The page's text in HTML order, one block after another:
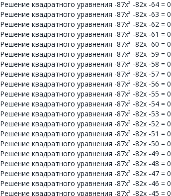
Решение квадратного уравнения -87x² -82x -64 = 0
Решение квадратного уравнения -87x² -82x -63 = 0
Решение квадратного уравнения -87x² -82x -62 = 0
Решение квадратного уравнения -87x² -82x -61 = 0
Решение квадратного уравнения -87x² -82x -60 = 0
Решение квадратного уравнения -87x² -82x -59 = 0
Решение квадратного уравнения -87x² -82x -58 = 0
Решение квадратного уравнения -87x² -82x -57 = 0
Решение квадратного уравнения -87x² -82x -56 = 0
Решение квадратного уравнения -87x² -82x -55 = 0
Решение квадратного уравнения -87x² -82x -54 = 0
Решение квадратного уравнения -87x² -82x -53 = 0
Решение квадратного уравнения -87x² -82x -52 = 0
Решение квадратного уравнения -87x² -82x -51 = 0
Решение квадратного уравнения -87x² -82x -50 = 0
Решение квадратного уравнения -87x² -82x -49 = 0
Решение квадратного уравнения -87x² -82x -48 = 0
Решение квадратного уравнения -87x² -82x -47 = 0
Решение квадратного уравнения -87x² -82x -46 = 0
Решение квадратного уравнения -87x² -82x -45 = 0